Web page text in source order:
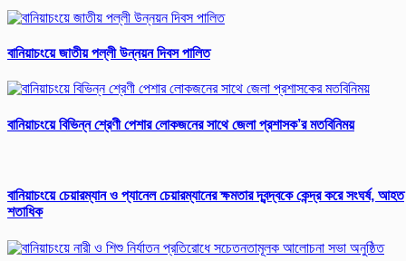
বানিয়াচংয়ে জাতীয় পল্লী উন্নয়ন দিবস পালিত
বানিয়াচংয়ে বিভিন্ন শ্রেণী পেশার লোকজনের সাথে জেলা প্রশাসক’র মতবিনিময়
বানিয়াচংয়ে চেয়ারম্যান ও প্যানেল চেয়ারম্যানের ক্ষমতার দ্বন্দ্বকে কেন্দ্র করে সংঘর্ষ, আহত
শতাধিক